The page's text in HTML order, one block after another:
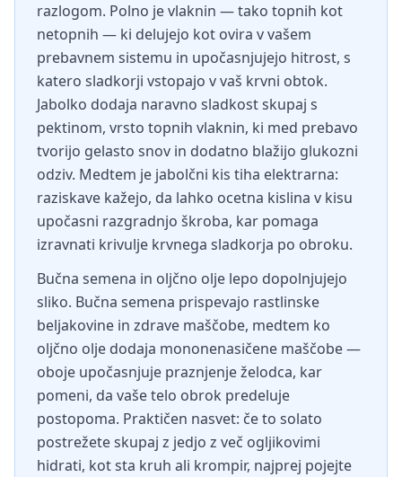
razlogom. Polno je vlaknin — tako topnih kot
netopnih — ki delujejo kot ovira v vašem
prebavnem sistemu in upočasnjujejo hitrost, s
katero sladkorji vstopajo v vaš krvni obtok.
Jabolko dodaja naravno sladkost skupaj s
pektinom, vrsto topnih vlaknin, ki med prebavo
tvorijo gelasto snov in dodatno blažijo glukozni
odziv. Medtem je jabolčni kis tiha elektrarna:
raziskave kažejo, da lahko ocetna kislina v kisu
upočasni razgradnjo škroba, kar pomaga
izravnati krivulje krvnega sladkorja po obroku.
Bučna semena in oljčno olje lepo dopolnjujejo
sliko. Bučna semena prispevajo rastlinske
beljakovine in zdrave maščobe, medtem ko
oljčno olje dodaja mononenasičene maščobe —
oboje upočasnjuje praznjenje želodca, kar
pomeni, da vaše telo obrok predeluje
postopoma. Praktičen nasvet: če to solato
postrežete skupaj z jedjo z več ogljikovimi
hidrati, kot sta kruh ali krompir, najprej pojejte